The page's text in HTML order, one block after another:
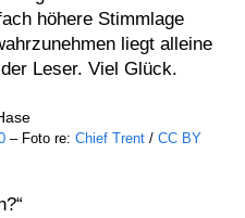
höhere Stimmlage
liegt alleine
Leser. Viel Glück.
– Foto re: Chief Trent / CC BY